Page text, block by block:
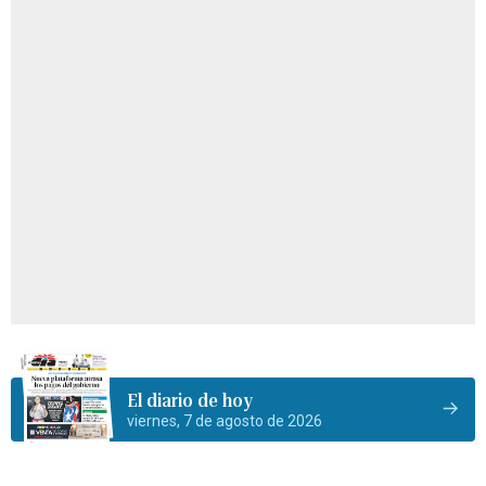
El diario de hoy
viernes, 7 de agosto de 2026